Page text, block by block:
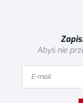
Abyś nie